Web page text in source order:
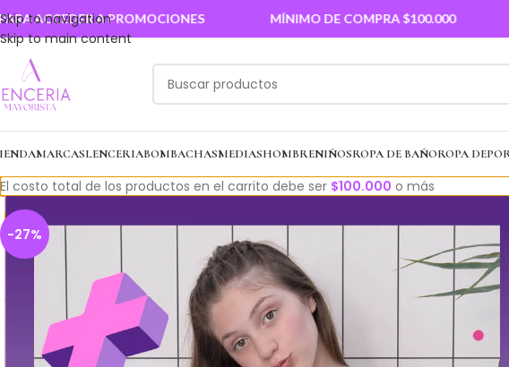
Skip to navigation
Skip to main content
A PROMOCIONES MÍNIMO DE COMPRA $100.000
MARCASLENCERIABOMBACHASMEDIASHOMBRENIÑOSROPA DE BAÑOROPA
El costo total de los productos en el carrito debe ser $100.000 o más
-27%